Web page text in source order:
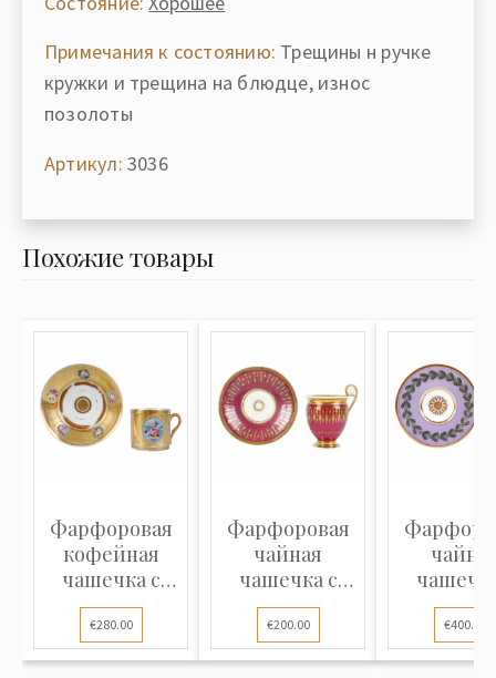
Примечания к состоянию: Трещины н ручке
кружки и трещина на блюдце, износ
позолоты
Артикул: 3036
Похожие товары
Фарфоровая
кофейная
чашечка с
блюдцем
€280.00
Фарфоровая
чайная
чашечка с
блюдцем
€200.00 €400.00